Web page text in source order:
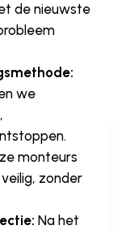
de nieuwste
we
monteurs
zonder
Na het